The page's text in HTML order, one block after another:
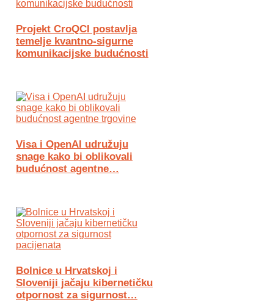
Projekt CroQCI postavlja
temelje kvantno-sigurne
komunikacijske budućnosti
Visa i OpenAI udružuju
snage kako bi oblikovali
budućnost agentne…
Bolnice u Hrvatskoj i
Sloveniji jačaju kibernetičku
otpornost za sigurnost…